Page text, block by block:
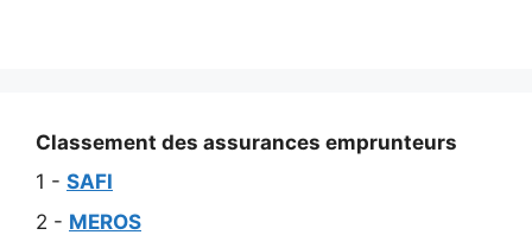
Classement des assurances emprunteurs
1 - SAFI
2 - MEROS